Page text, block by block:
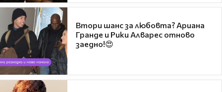
Втори шанс за любовта? Ариана
Гранде и Рики Алварес отново
заедно!😍